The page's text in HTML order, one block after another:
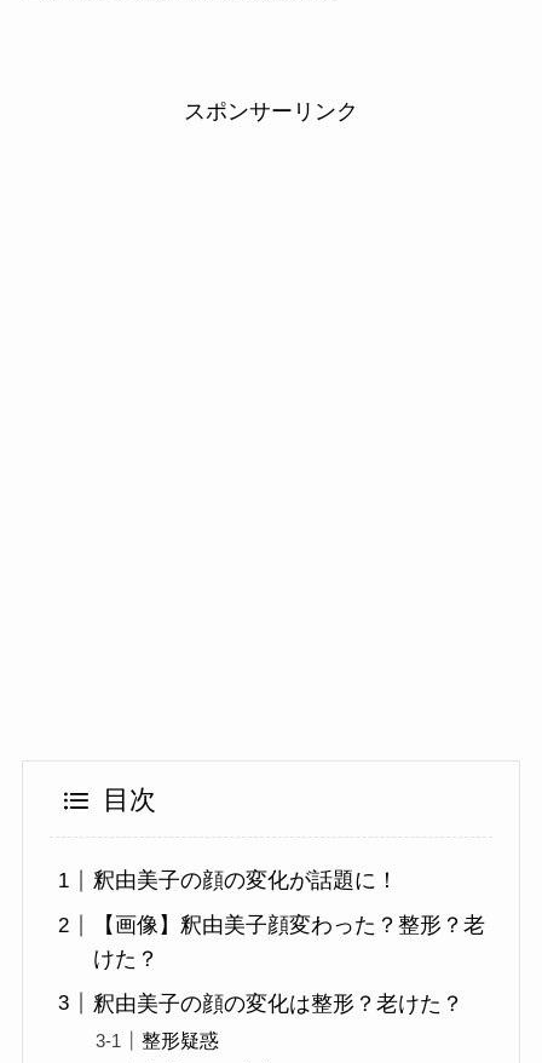
スポンサーリンク
目次
釈由美子の顔の変化が話題に！
【画像】釈由美子顔変わった？整形？老
けた？
釈由美子の顔の変化は整形？老けた？
整形疑惑